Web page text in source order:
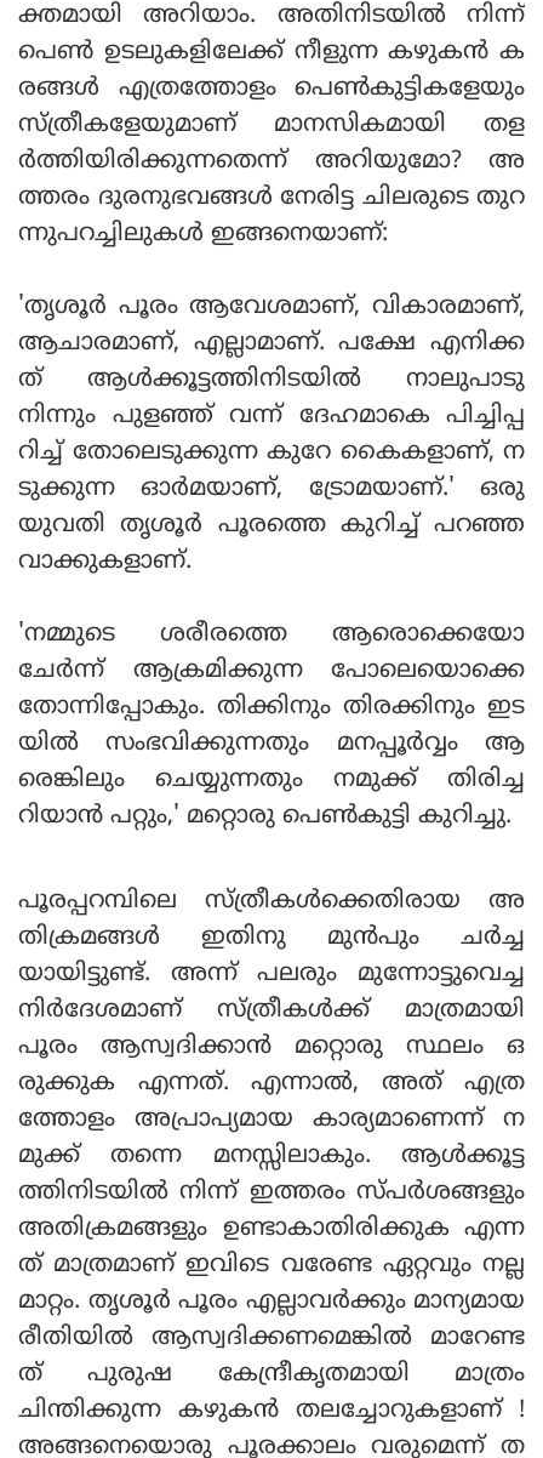
ക്തമായി അറിയാം. അതിനിടയില്‍ നിന്ന്
പെണ്‍ ഉടലുകളിലേക്ക് നീളുന്ന കഴുകന്‍ ക
രങ്ങള്‍ എത്രത്തോളം പെണ്‍കുട്ടികളേയും
സ്ത്രീകളേയുമാണ് മാനസികമായി തള
ര്‍ത്തിയിരിക്കുന്നതെന്ന് അറിയുമോ? അ
ത്തരം ദുരനുഭവങ്ങള്‍ നേരിട്ട ചിലരുടെ തുറ
ന്നുപറച്ചിലുകള്‍ ഇങ്ങനെയാണ്:
'തൃശൂര്‍ പൂരം ആവേശമാണ്, വികാരമാണ്,
ആചാരമാണ്, എല്ലാമാണ്. പക്ഷേ എനിക്ക
ത് ആള്‍ക്കൂട്ടത്തിനിടയില്‍ നാലുപാടു
നിന്നും പുളഞ്ഞ് വന്ന് ദേഹമാകെ പിച്ചിപ്പ
റിച്ച് തോലെടുക്കുന്ന കുറേ കൈകളാണ്, ന
ടുക്കുന്ന ഓര്‍മയാണ്, ട്രോമയാണ്.' ഒരു
യുവതി തൃശൂര്‍ പൂരത്തെ കുറിച്ച് പറഞ്ഞ
വാക്കുകളാണ്.
'നമ്മുടെ ശരീരത്തെ ആരൊക്കെയോ
ചേര്‍ന്ന് ആക്രമിക്കുന്ന പോലെയൊക്കെ
തോന്നിപ്പോകും. തിക്കിനും തിരക്കിനും ഇട
യില്‍ സംഭവിക്കുന്നതും മനപ്പൂര്‍വ്വം ആ
രെങ്കിലും ചെയ്യുന്നതും നമുക്ക് തിരിച്ച
റിയാന്‍ പറ്റും,' മറ്റൊരു പെണ്‍കുട്ടി കുറിച്ചു.
പൂരപ്പറമ്പിലെ സ്ത്രീകള്‍ക്കെതിരായ അ
തിക്രമങ്ങള്‍ ഇതിനു മുന്‍പും ചര്‍ച്ച
യായിട്ടുണ്ട്. അന്ന് പലരും മുന്നോട്ടുവെച്ച
നിര്‍ദേശമാണ് സ്ത്രീകള്‍ക്ക് മാത്രമായി
പൂരം ആസ്വദിക്കാന്‍ മറ്റൊരു സ്ഥലം ഒ
രുക്കുക എന്നത്. എന്നാല്‍, അത് എത്ര
ത്തോളം അപ്രാപ്യമായ കാര്യമാണെന്ന് ന
മുക്ക് തന്നെ മനസ്സിലാകും. ആള്‍ക്കൂട്ട
ത്തിനിടയില്‍ നിന്ന് ഇത്തരം സ്പര്‍ശങ്ങളും
അതിക്രമങ്ങളും ഉണ്ടാകാതിരിക്കുക എന്ന
ത് മാത്രമാണ് ഇവിടെ വരേണ്ട ഏറ്റവും നല്ല
മാറ്റം. തൃശൂര്‍ പൂരം എല്ലാവര്‍ക്കും മാന്യമായ
രീതിയില്‍ ആസ്വദിക്കണമെങ്കില്‍ മാറേണ്ട
ത് പുരുഷ കേന്ദ്രീകൃതമായി മാത്രം
ചിന്തിക്കുന്ന കഴുകന്‍ തലച്ചോറുകളാണ് !
അങ്ങനെയൊരു പൂരക്കാലം വരുമെന്ന് ത